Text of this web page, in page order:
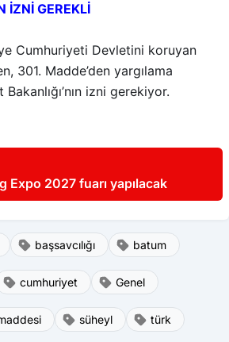
İZNİ GEREKLİ
Cumhuriyeti Devletini koruyan
301. Madde’den yargılama
izni gerekiyor.
Expo 2027 fuarı yapılacak
başsavcılığı batum
cumhuriyet Genel
süheyl türk